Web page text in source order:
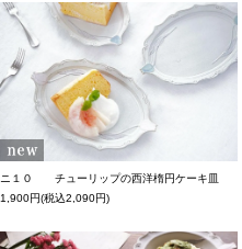
ニ１０ チューリップの西洋楕円ケーキ皿
1,900円(税込2,090円)